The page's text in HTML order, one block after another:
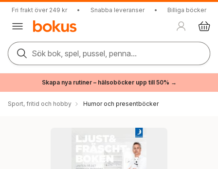
Fri frakt över 249 kr • Snabba leveranser • Billiga böcker
Sök bok, spel, pussel, penna...
Skapa nya rutiner – hälsoböcker upp till 50% →
Sport, fritid och hobby Humor och presentböcker